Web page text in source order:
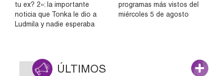
tu ex? 2»: la importante
noticia que Tonka le dio a
Ludmila y nadie esperaba
programas más vistos del
miércoles 5 de agosto
ÚLTIMOS